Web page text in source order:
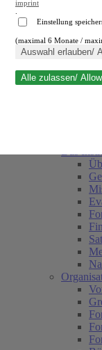
Suche
imprint
Einstellung
(maximal 6 Monate /
Auswahl erlauben/
Alle zulassen/ Allow